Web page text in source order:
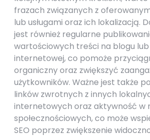
frazach związanych z
lub usługami oraz ich lokalizacją.
jest również regularne
wartościowych treści na blogu
internetowej, co pomoże
organiczny oraz zwiększyć
użytkowników. Ważne jest także
linków zwrotnych z innych
internetowych oraz aktywność w
społecznościowych, co może
SEO poprzez zwiększenie